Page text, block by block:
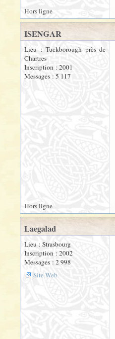
Hors ligne
ISENGAR
Lieu : Tuckborough près de
Chartres
Inscription : 2001
Messages : 5 117
Hors ligne
Laegalad
Lieu : Strasbourg
Inscription : 2002
Messages : 2 998
Site Web